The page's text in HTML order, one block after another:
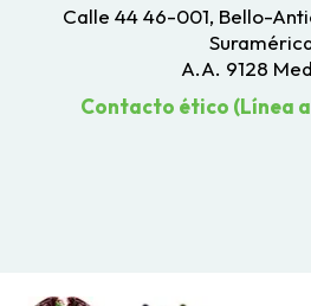
Calle 44 46-001, Bello-
A.A. 9128
Contacto ético (Línea